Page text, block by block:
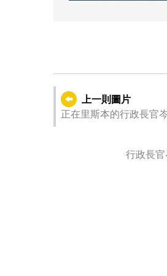
上一則圖片
正在里斯本的行政長官
行政長